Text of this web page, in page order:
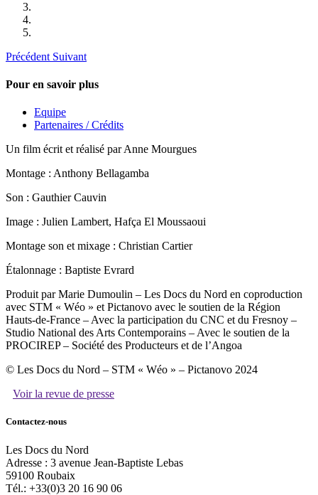
Précédent Suivant
Pour en savoir plus
Equipe
Partenaires / Crédits
Un film écrit et réalisé par Anne Mourgues
Montage : Anthony Bellagamba
Son : Gauthier Cauvin
Image : Julien Lambert, Hafça El Moussaoui
Montage son et mixage : Christian Cartier
Étalonnage : Baptiste Evrard
Produit par Marie Dumoulin – Les Docs du Nord en coproduction
avec STM « Wéo » et Pictanovo avec le soutien de la Région
Hauts-de-France – Avec la participation du CNC et du Fresnoy –
Studio National des Arts Contemporains – Avec le soutien de la
PROCIREP – Société des Producteurs et de l’Angoa
© Les Docs du Nord – STM « Wéo » – Pictanovo 2024
Voir la revue de presse
Contactez-nous
Les Docs du Nord
Adresse : 3 avenue Jean-Baptiste Lebas
59100 Roubaix
Tél.: +33(0)3 20 16 90 06